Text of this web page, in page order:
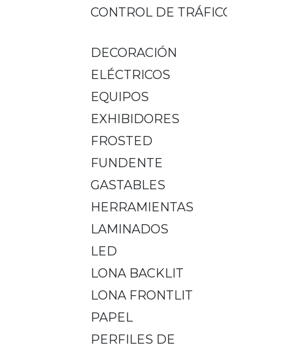
CONTROL DE TRÁFICO
DECORACIÓN
ELÉCTRICOS
EQUIPOS
EXHIBIDORES
FROSTED
FUNDENTE
GASTABLES
HERRAMIENTAS
LAMINADOS
LED
LONA BACKLIT
LONA FRONTLIT
PAPEL
PERFILES DE